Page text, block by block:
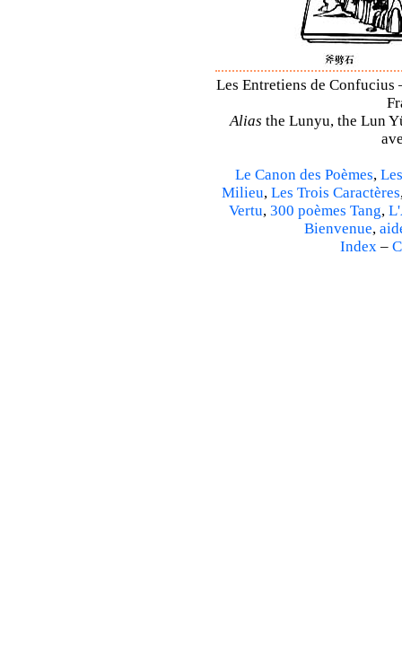
Les Entretiens de
Alias the Lunyu, the Lun
Le Canon des Poèmes,
Milieu, Les Trois Caractères
Vertu, 300 poèmes Tang,
Bienvenue,
Index –